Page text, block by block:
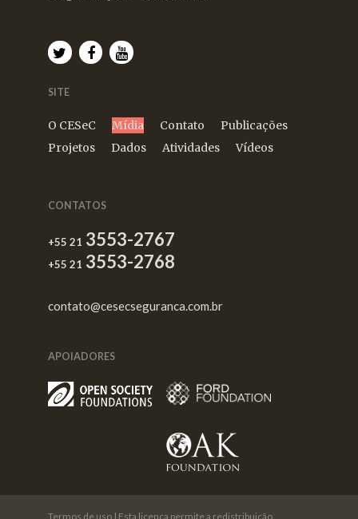
SITE
O CESeC Mídia Contato
Publicações
Projetos
Dados Atividades Vídeos
CONTATOS
+55 21 3553-2767
+55 21 3553-2768
contato@cesecseguranca.com.br
APOIADORES
Termos de uso | Esta licença permite a redistribuição,